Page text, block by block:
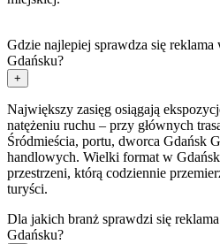
Gdzie najlepiej sprawdza się
Gdańsku?
+
Największy zasięg osiągają
natężeniu ruchu – przy głównych
Śródmieścia, portu, dworca Gdańsk
handlowych. Wielki format w
przestrzeni, którą codziennie
turyści.
Dla jakich branż sprawdzi się
Gdańsku?